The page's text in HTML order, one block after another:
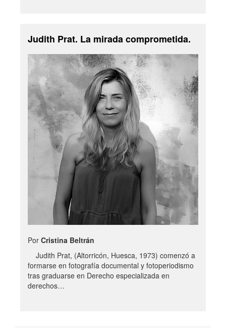
Judith Prat. La mirada comprometida.
Por Cristina Beltrán
Judith Prat, (Altorricón, Huesca, 1973) comenzó a
formarse en fotografía documental y fotoperiodismo
tras graduarse en Derecho especializada en
derechos…